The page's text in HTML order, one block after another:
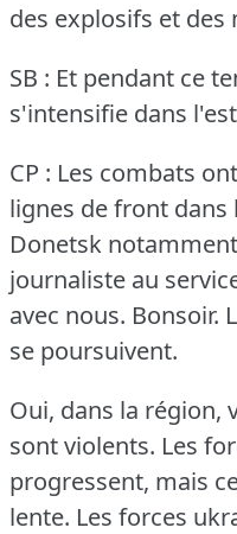
des explosifs et
SB : Et pendant ce
s'intensifie dans
CP : Les combats
lignes de front dans
Donetsk
journaliste au
avec nous. Bonsoir.
se poursuivent.
Oui, dans la région,
sont violents. Les
progressent, mais
lente. Les forces